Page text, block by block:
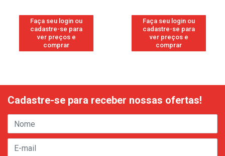
Faça seu login ou
cadastre-se para
ver preços e
comprar
Faça seu login ou
cadastre-se para
ver preços e
comprar
Cadastre-se para receber nossas ofertas!